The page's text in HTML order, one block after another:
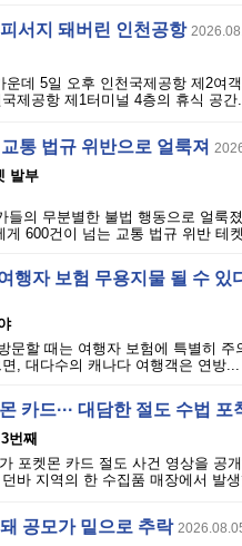
피서지 돼버린 인천공항
데 5일 오후 인천국제공항 제2여
제공항 제1터미널 4층의 휴식 공간
통 법규 위반으로 얼룩져
발부
의 무분별한 불법 행동으로 얼룩
600건이 넘는 교통 법규 위반 테
행자 보험 무용지물 될 수 있
문할 때는 여행자 보험에 특별히
, 대다수의 캐나다 여행객은 연방...
카드··· 대담한 절도 수법 포
번째
포켓몬 카드 절도 사건 영상을 공
바 지역의 한 수집품 매장에서 발
공모가 밑으로 추락